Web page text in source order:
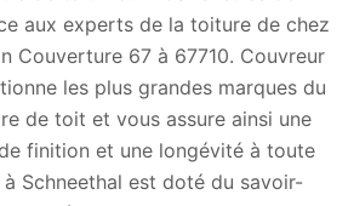
aux experts de la toiture de chez
Couverture 67 à 67710. Couvreur
les plus grandes marques du
de toit et vous assure ainsi une
finition et une longévité à toute
Schneethal est doté du savoir-